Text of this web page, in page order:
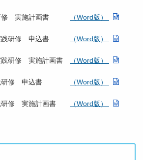
研修 実施計画書
（Word版）
実践研修 申込書
（Word版）
践研修 実施計画書
（Word版）
践研修 申込書
（Word版）
研修 実施計画書
（Word版）